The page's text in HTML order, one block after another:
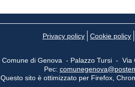
Privacy policy Cookie policy
Comune di Genova - Palazzo Tursi -
Pec:
Questo sito è ottimizzato per Firefox,